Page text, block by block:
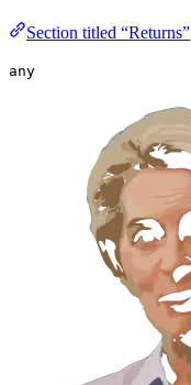
Section titled “Returns”
any